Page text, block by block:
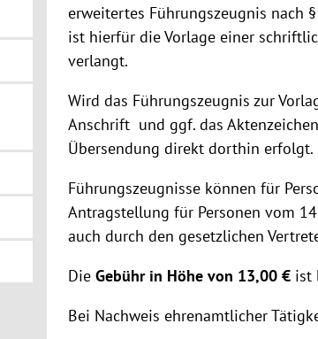
erweitertes Führungszeugnis nach
ist hierfür die Vorlage einer
verlangt.
Wird das Führungszeugnis zur
Anschrift und ggf. das
Übersendung direkt dorthin erfolgt.
Führungszeugnisse können für
Antragstellung für Personen vom
auch durch den gesetzlichen
Die Gebühr in Höhe von 13,00 €ist
Bei Nachweis ehrenamtlicher